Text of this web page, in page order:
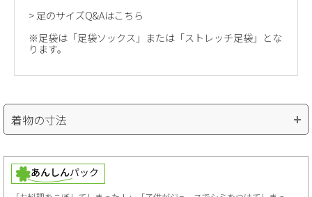
> 足のサイズQ&Aはこちら
※足袋は「足袋ソックス」または「ストレッチ足袋」とな
ります。
着物の寸法